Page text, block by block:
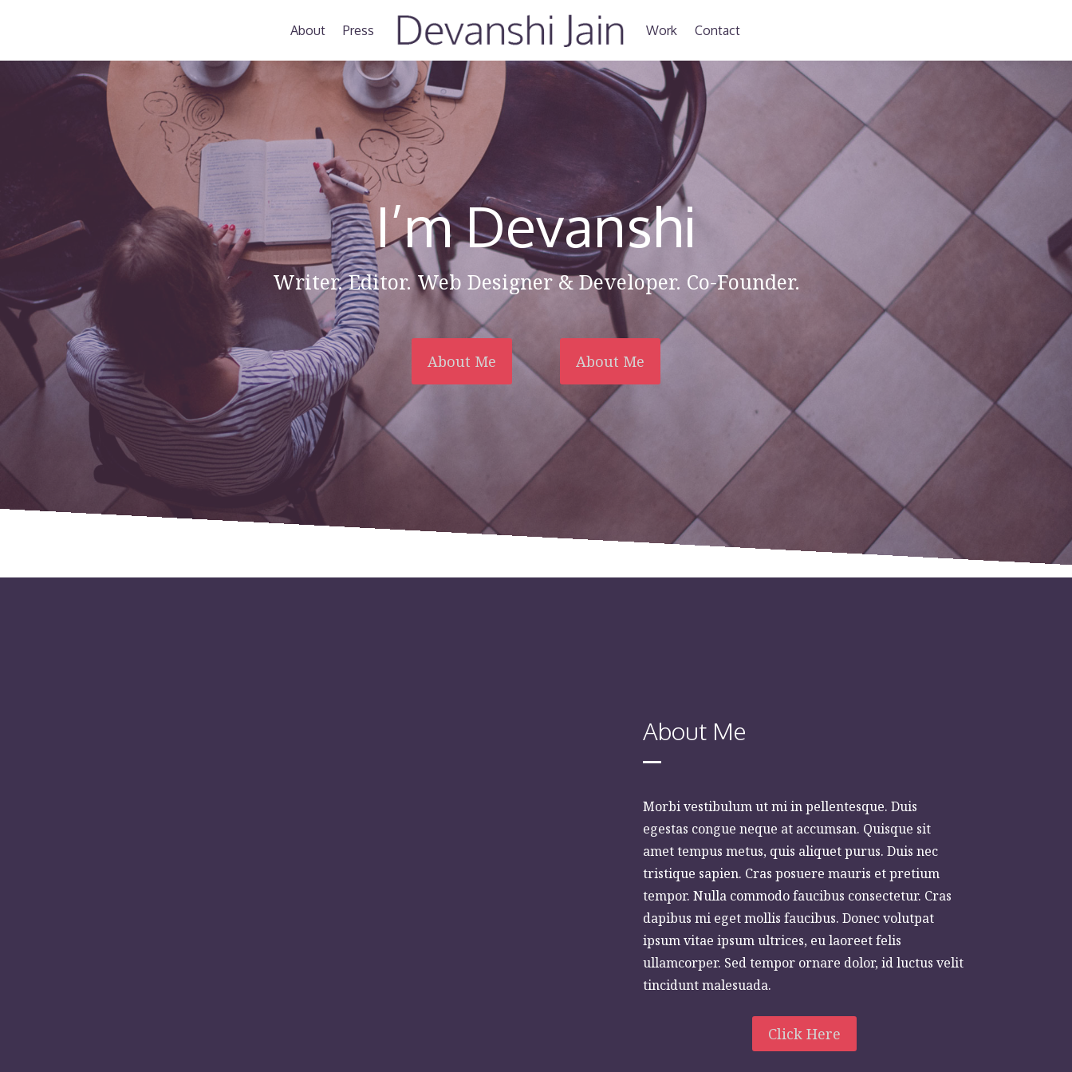
About Press Work Contact
I’m Devanshi
Writer. Editor. Web Designer & Developer. Co-Founder.
About Me About Me
About Me
Morbi vestibulum ut mi in pellentesque. Duis
egestas congue neque at accumsan. Quisque sit
amet tempus metus, quis aliquet purus. Duis nec
tristique sapien. Cras posuere mauris et pretium
tempor. Nulla commodo faucibus consectetur. Cras
dapibus mi eget mollis faucibus. Donec volutpat
ipsum vitae ipsum ultrices, eu laoreet felis
ullamcorper. Sed tempor ornare dolor, id luctus velit
tincidunt malesuada.
Click Here